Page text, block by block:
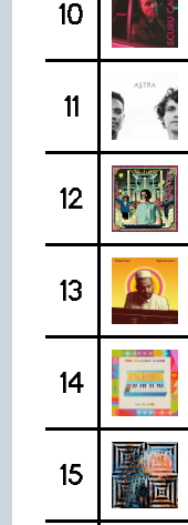
10
11
12
13
14
15